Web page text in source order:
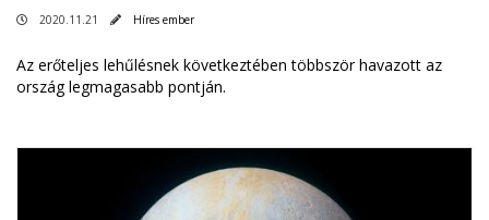
2020.11.21 Híres ember
Az erőteljes lehűlésnek következtében többször havazott az
ország legmagasabb pontján.